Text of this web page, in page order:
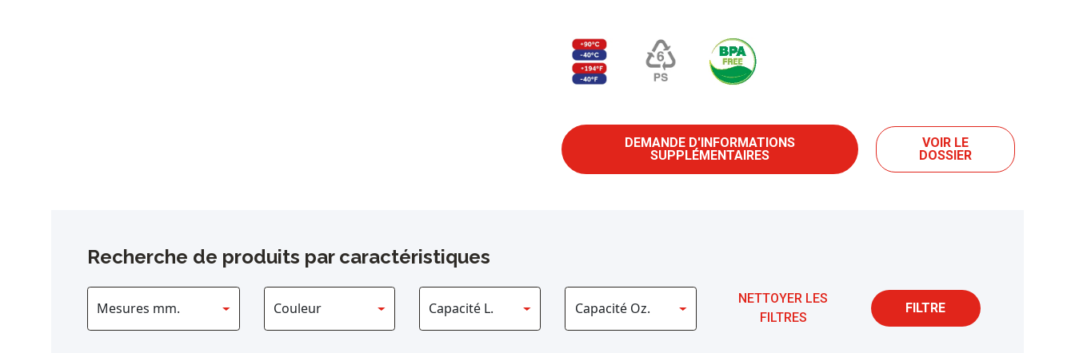
DEMANDE D'INFORMATIONS
SUPPLÉMENTAIRES
VOIR LE
DOSSIER
Recherche de produits par caractéristiques
NETTOYER LES
FILTRES
FILTRE